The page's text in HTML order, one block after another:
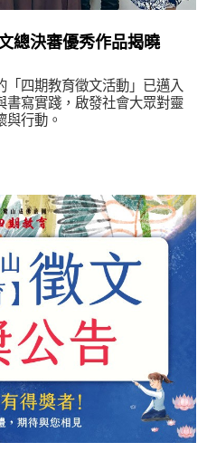
總決審優秀作品揭曉
「四期教育徵文活動」已邁入
書寫實踐，啟發社會大眾對靈
與行動。
最新消息